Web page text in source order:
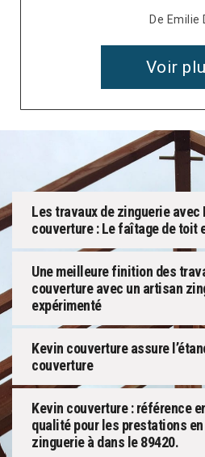
De Emilie
Voir
Les travaux de zinguerie avec
couverture : Le faîtage de toit
Une meilleure finition des
couverture avec un artisan
expérimenté
Kevin couverture assure
couverture
Kevin couverture : référence
qualité pour les prestations
zinguerie à dans le 89420.